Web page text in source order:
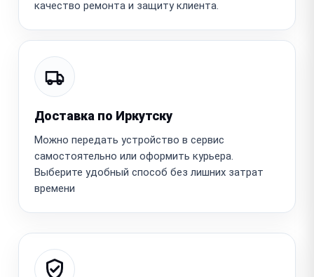
качество ремонта и защиту клиента.
Доставка по Иркутску
Можно передать устройство в сервис
самостоятельно или оформить курьера.
Выберите удобный способ без лишних затрат
времени